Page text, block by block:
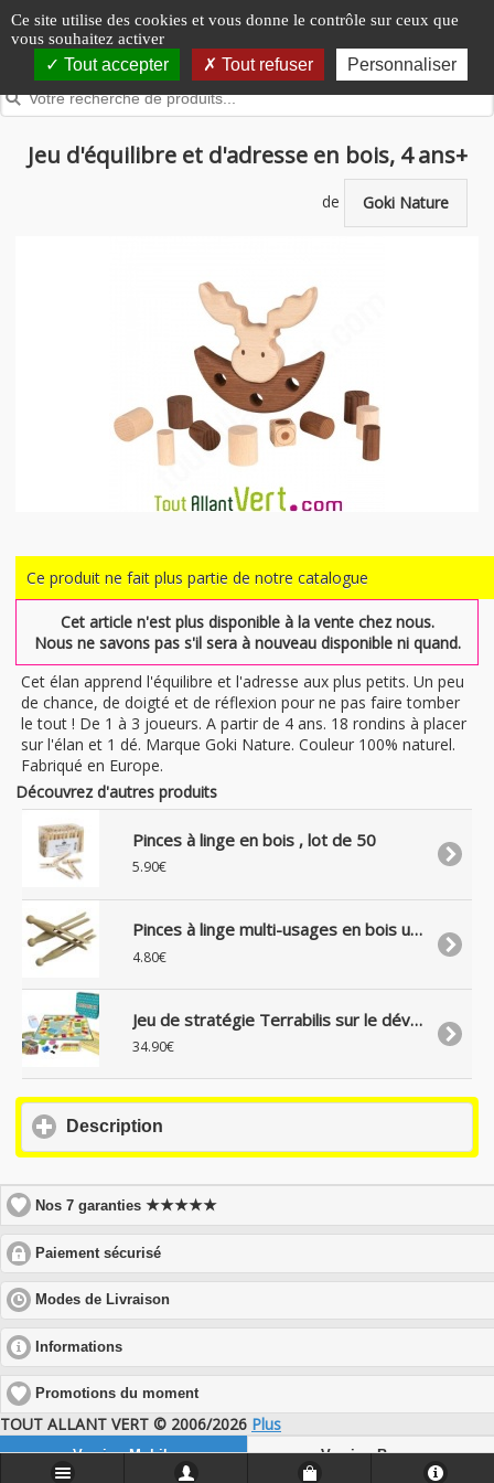
Panneau de gestion des cookies
Ce site utilise des cookies et vous donne le contrôle sur ceux que
vous souhaitez activer
Tout accepter Tout refuser Personnaliser
Jeu d'équilibre et d'adresse en bois, 4 ans+
de Goki Nature
Ce produit ne fait plus partie de notre catalogue
Cet article n'est plus disponible à la vente chez nous.
Nous ne savons pas s'il sera à nouveau disponible ni quand.
Cet élan apprend l'équilibre et l'adresse aux plus petits. Un peu
de chance, de doigté et de réflexion pour ne pas faire tomber
le tout ! De 1 à 3 joueurs. A partir de 4 ans. 18 rondins à placer
sur l'élan et 1 dé. Marque Goki Nature. Couleur 100% naturel.
Fabriqué en Europe.
Découvrez d'autres produits
Pinces à linge en bois , lot de 50
5.90€
Pinces à linge multi-usages en bois uniquement, lot de 25
4.80€
Jeu de stratégie Terrabilis sur le développement durable, 14 ans+
34.90€
Description
contents
Nos 7 garanties★★★★★
Paiement sécurisé
to
expand
contents
Modes de Livraison
to
Informations
to
expand
contents
Promotions du moment
TOUT ALLANT VERT © 2006/2026 Plus
Version Mobile Version Bureau